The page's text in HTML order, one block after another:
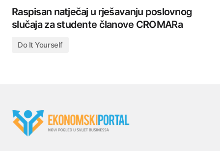
Raspisan natječaj u rješavanju poslovnog
slučaja za studente članove CROMARa
Do It Yourself